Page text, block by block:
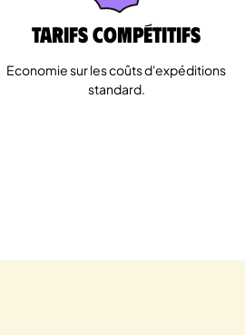
Tarifs Compétitifs
Economie sur les coûts d'expéditions
standard.